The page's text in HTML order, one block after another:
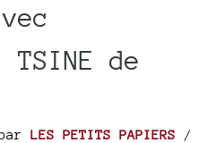
de
LES PETITS PAPIERS /